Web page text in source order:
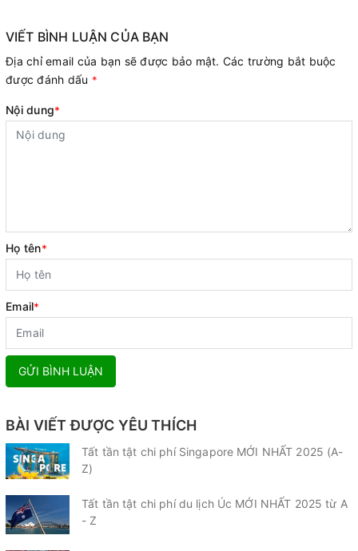
VIẾT BÌNH LUẬN CỦA BẠN
Địa chỉ email của bạn sẽ được bảo mật. Các trường bắt buộc
được đánh dấu *
Nội dung*
Họ tên*
Email*
GỬI BÌNH LUẬN
BÀI VIẾT ĐƯỢC YÊU THÍCH
Tất tần tật chi phí Singapore MỚI NHẤT 2025 (A-
Z)
Tất tần tật chi phí du lịch Úc MỚI NHẤT 2025 từ A
- Z